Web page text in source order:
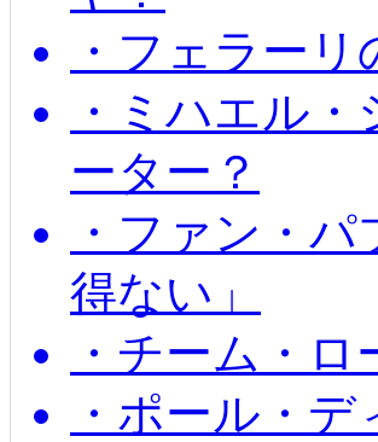
・フェラー
・ミハエル
ーター？
・ファン・
得ない」
・チーム・
・ポール・